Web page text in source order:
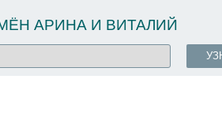
АРИНА И ВИТАЛИЙ